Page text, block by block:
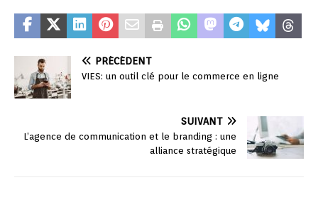
PRÉCÉDENT
VIES: un outil clé pour le commerce en ligne
SUIVANT
L’agence de communication et le branding : une
alliance stratégique